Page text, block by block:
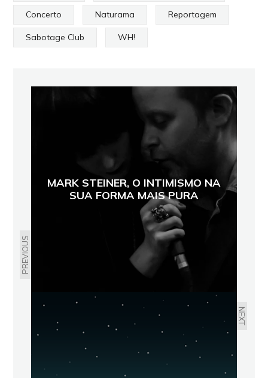
Concerto Naturama Reportagem
Sabotage Club WH!
PREVIOUS
MARK STEINER, O INTIMISMO NA
SUA FORMA MAIS PURA
NEXT